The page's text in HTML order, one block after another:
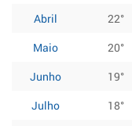
Abril
22°
Maio
20°
Junho
19°
Julho
18°